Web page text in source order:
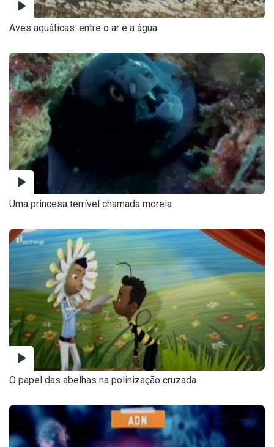
Aves aquáticas: entre o ar e a água
Uma princesa terrível chamada moreia
O papel das abelhas na polinização cruzada